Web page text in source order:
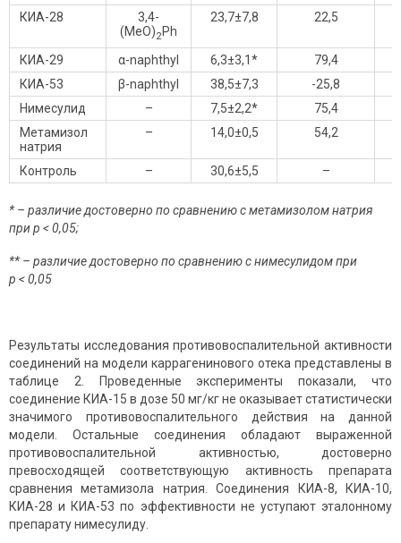
КИА-28
3,4-
(MeO)2Ph
23,7±7,8 22,5
КИА-29 α-naphthyl 6,3±3,1* 79,4
КИА-53
β-naphthyl 38,5±7,3
-25,8
Нимесулид
– 7,5±2,2*
75,4
Метамизол
натрия
– 14,0±0,5 54,2
Контроль – 30,6±5,5 –
* – различие достоверно по сравнению с метамизолом натрия
приp < 0,05;
** – различие достоверно по сравнению с нимесулидомпри
p < 0,05
Результаты исследования противовоспалительной активности
соединений на модели каррагенинового отека представлены в
таблице 2. Проведенные эксперименты показали, что
соединение КИА-15 в дозе 50 мг/кг не оказывает статистически
значимого противовоспалительного действия на данной
модели. Остальные соединения обладают выраженной
противовоспалительной активностью, достоверно
превосходящей соответствующую активность препарата
сравнения метамизола натрия. Соединения КИА-8, КИА-10,
КИА-28 и КИА-53 по эффективности не уступают эталонному
препарату нимесулиду.